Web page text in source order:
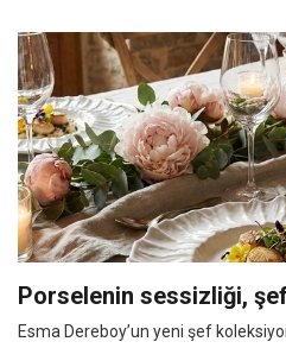
Porselenin sessizliği,
Esma Dereboy’un yeni şef